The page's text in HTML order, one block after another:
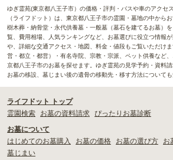
ゆぎ霊苑(東京都八王子市）の価格・評判・バスや車のアクセ
（ライフドット）は、東京都八王子市の霊園・墓地の中から
樹木葬・納骨堂・永代供養墓・一般墓（墓石を建てるお墓）
覧、費用相場、人気ランキングなど、お墓選びに役立つ情報
や、詳細な交通アクセス・地図、料金・値段もご覧いただけ
営・都立・都営）・有名寺院、宗教・宗派、ペット供養など
京都八王子市のお墓を探せます。ゆぎ霊苑の見学予約・資料請
お墓の移設、墓じまい後の遺骨の移動先・移す方法についても
ライフドット トップ
霊園検索
お墓の資料請求 ぴったりお墓診断
お墓について
はじめてのお墓購入
お墓の価格 お墓の選び方
お
墓じまい